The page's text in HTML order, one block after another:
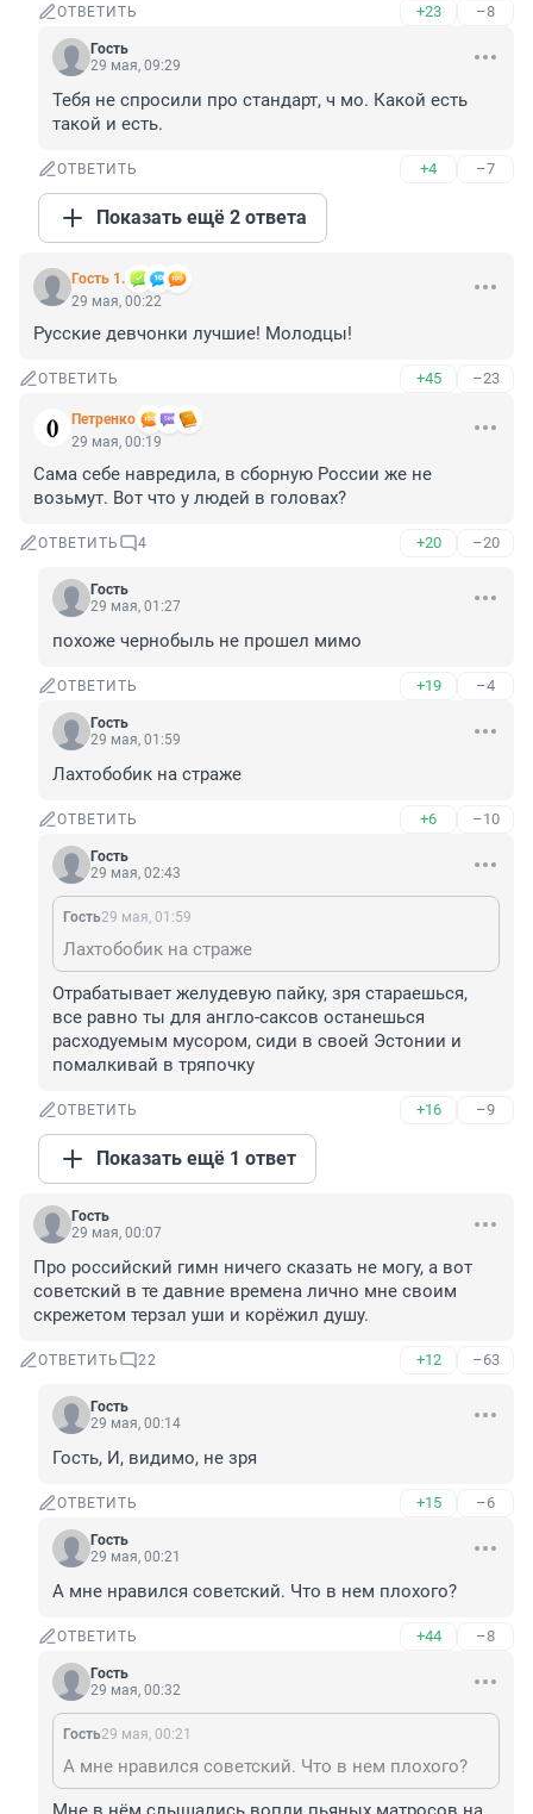
ОТВЕТИТЬ +23 –8
Гость
29 мая, 09:29
Тебя не спросили про стандарт, ч мо. Какой есть
такой и есть.
ОТВЕТИТЬ +4 –7
Показать ещё 2 ответа
Гость 1.
29 мая, 00:22
Русские девчонки лучшие! Молодцы!
ОТВЕТИТЬ +45 –23
Петренко
29 мая, 00:19
Сама себе навредила, в сборную России же не
возьмут. Вот что у людей в головах?
ОТВЕТИТЬ 4 +20 –20
Гость
29 мая, 01:27
похоже чернобыль не прошел мимо
ОТВЕТИТЬ +19 –4
Гость
29 мая, 01:59
Лахтобобик на страже
ОТВЕТИТЬ +6 –10
Гость
29 мая, 02:43
Гость29 мая, 01:59
Лахтобобик на страже
Отрабатывает желудевую пайку, зря стараешься,
все равно ты для англо-саксов останешься
расходуемым мусором, сиди в своей Эстонии и
помалкивай в тряпочку
ОТВЕТИТЬ +16 –9
Показать ещё 1 ответ
Гость
29 мая, 00:07
Про российский гимн ничего сказать не могу, а вот
советский в те давние времена лично мне своим
скрежетом терзал уши и корёжил душу.
ОТВЕТИТЬ 22 +12 –63
Гость
29 мая, 00:14
Гость, И, видимо, не зря
ОТВЕТИТЬ +15 –6
Гость
29 мая, 00:21
А мне нравился советский. Что в нем плохого?
ОТВЕТИТЬ +44 –8
Гость
29 мая, 00:32
Гость29 мая, 00:21
А мне нравился советский. Что в нем плохого?